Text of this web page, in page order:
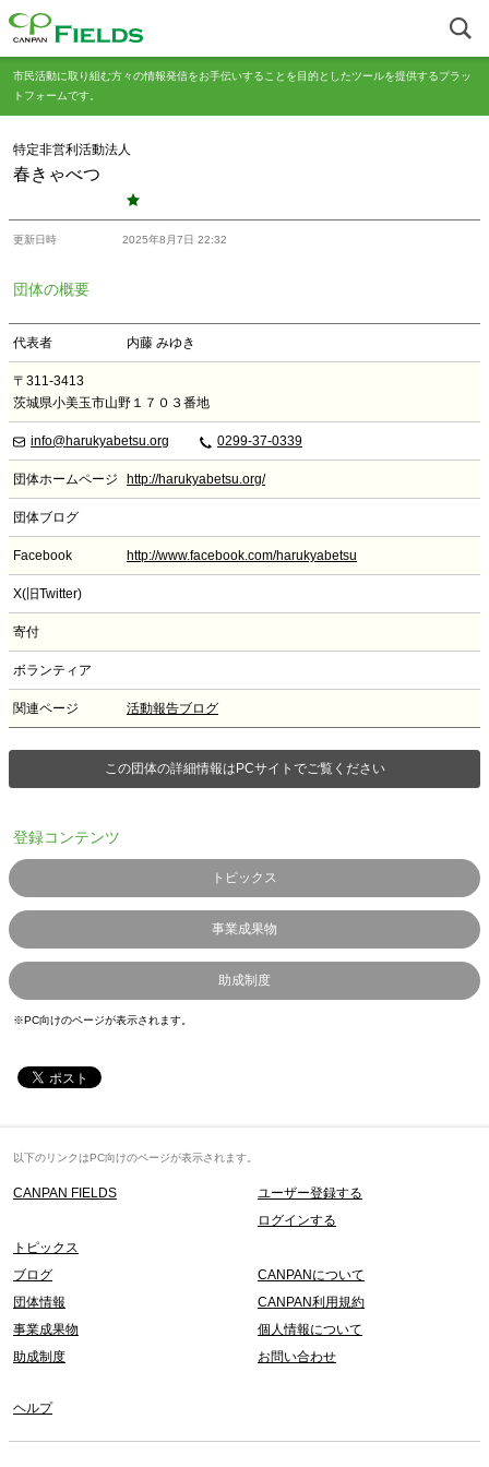
市民活動に取り組む方々の情報発信をお手伝いすることを目的としたツールを提供するプラッ
トフォームです。
特定非営利活動法人
春きゃべつ
更新日時 2025年8月7日 22:32
団体の概要
代表者 内藤 みゆき
〒311-3413
茨城県小美玉市山野１７０３番地
info@harukyabetsu.org 0299-37-0339
団体ホームページ http://harukyabetsu.org/
団体ブログ
Facebook http://www.facebook.com/harukyabetsu
X(旧Twitter)
寄付
ボランティア
関連ページ 活動報告ブログ
この団体の詳細情報はPCサイトでご覧ください
登録コンテンツ
トピックス
事業成果物
助成制度
※PC向けのページが表示されます。
以下のリンクはPC向けのページが表示されます。
CANPAN FIELDS
ユーザー登録する
ログインする
トピックス
ブログ
団体情報
事業成果物
助成制度
CANPANについて
CANPAN利用規約
個人情報について
お問い合わせ
ヘルプ